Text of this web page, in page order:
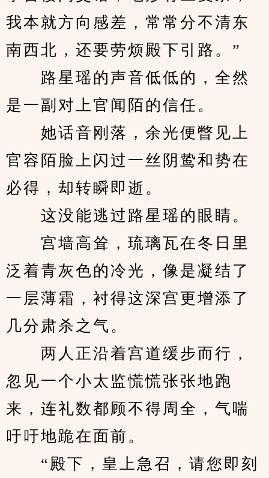
我本就方向感差，常常分不清东
南西北，还要劳烦殿下引路。”
路星瑶的声音低低的，全然
是一副对上官闻陌的信任。
她话音刚落，余光便瞥见上
官容陌脸上闪过一丝阴鸷和势在
必得，却转瞬即逝。
这没能逃过路星瑶的眼睛。
宫墙高耸，琉璃瓦在冬日里
泛着青灰色的冷光，像是凝结了
一层薄霜，衬得这深宫更增添了
几分肃杀之气。
两人正沿着宫道缓步而行，
忽见一个小太监慌慌张张地跑
来，连礼数都顾不得周全，气喘
吁吁地跪在面前。
“殿下，皇上急召，请您即刻